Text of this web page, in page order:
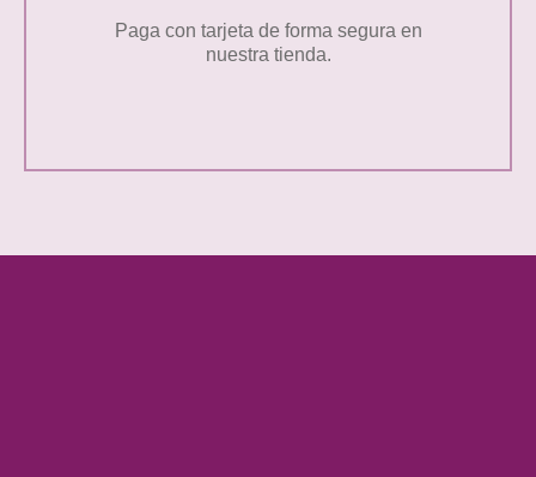
Paga con tarjeta de forma segura en
nuestra tienda.